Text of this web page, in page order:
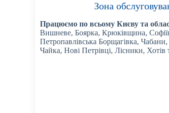
Зона
Працюємо по всьому Києву та
Вишневе, Боярка, Крюківщина,
Петропавлівська Борщагівка,
Чайка, Нові Петрівці, Лісники, Хотів